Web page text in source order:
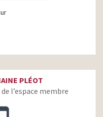
PLÉOT
l’espace membre